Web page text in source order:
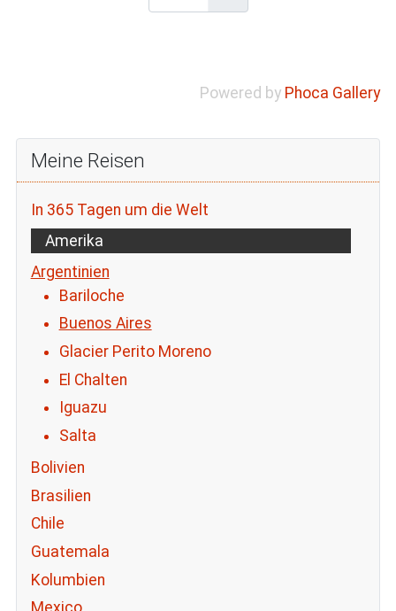
Powered by Phoca Gallery
Meine Reisen
In 365 Tagen um die Welt
Amerika
Argentinien
Bariloche
Buenos Aires
Glacier Perito Moreno
El Chalten
Iguazu
Salta
Bolivien
Brasilien
Chile
Guatemala
Kolumbien